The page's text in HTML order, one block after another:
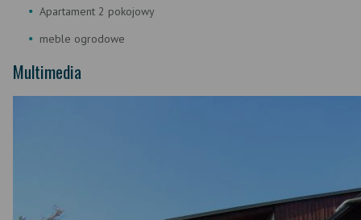
Apartament 2 pokojowy
meble ogrodowe
Multimedia